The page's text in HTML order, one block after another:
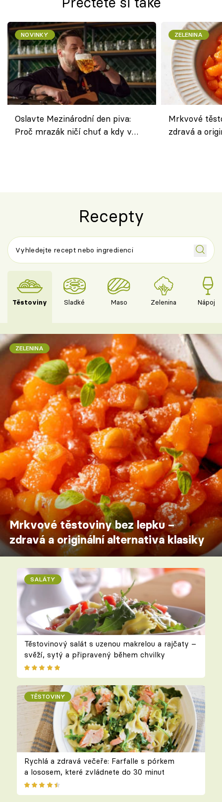
NOVINKY
Oslavte Mezinárodní den piva:
Proč mrazák ničí chuť a kdy v
ZELENINA
Mrkvové
zdravá a
Recepty
Těstoviny Sladké Maso Zelenina Nápoje
ZELENINA
Mrkvové těstoviny bez lepku –
zdravá a originální alternativa klasiky
SALÁTY
Těstovinový salát s uzenou makrelou a rajčaty –
svěží, sytý a připravený během chvilky
TĚSTOVINY
Rychlá a zdravá večeře: Farfalle s pórkem
a lososem, které zvládnete do 30 minut